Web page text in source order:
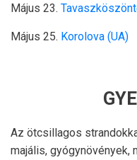
Május 23.
Május 25. Korolova (UA)
Az ötcsillagos
majális, gyógynövények,